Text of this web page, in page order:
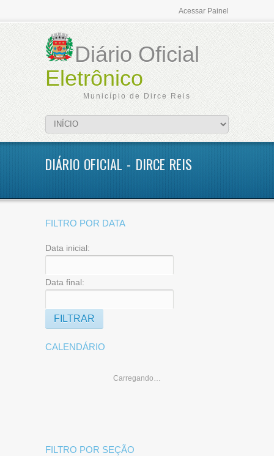
Acessar Painel
Diário Oficial
Eletrônico
Município de Dirce Reis
DIÁRIO OFICIAL - DIRCE REIS
FILTRO POR DATA
Data inicial:
Data final:
CALENDÁRIO
Carregando…
FILTRO POR SEÇÃO